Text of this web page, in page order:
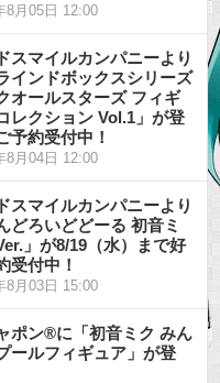
8月05日 12:00
スマイルカンパニーより
インドボックスシリーズ
オールスターズ フィギ
レクション Vol.1」が登
予約受付中！
8月04日 12:00
スマイルカンパニーより
どろいどどーる 初音ミ
」が8/19（水）まで好
受付中！
8月03日 15:00
ポン®に「初音ミク みん
ールフィギュア」が登